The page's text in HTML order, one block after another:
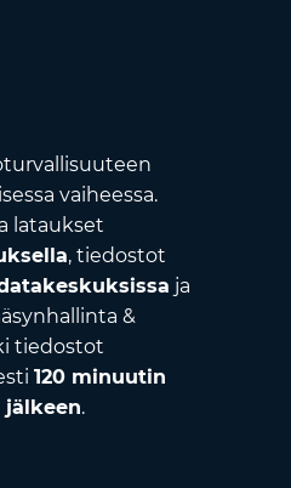
vaiheessa.
lataukset
, tiedostot
ja
&
tiedostot
120 minuutin
jälkeen.